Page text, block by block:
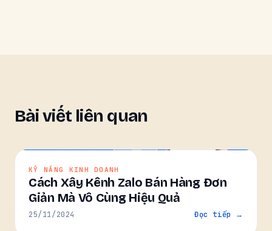
Bài viết liên quan
KỸ NĂNG KINH DOANH
Cách Xây Kênh Zalo Bán Hàng Đơn
Giản Mà Vô Cùng Hiệu Quả
25/11/2024 Đọc tiếp →